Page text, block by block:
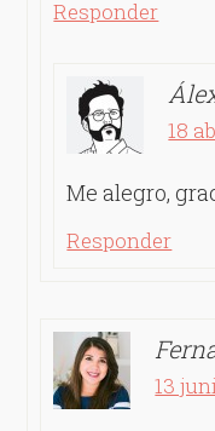
Responder
18
Me alegro,
Responder
13